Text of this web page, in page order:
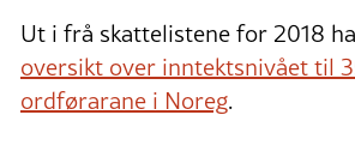
Ut i frå skattelistene for 2018
oversikt over inntektsnivået til
ordførarane i Noreg.